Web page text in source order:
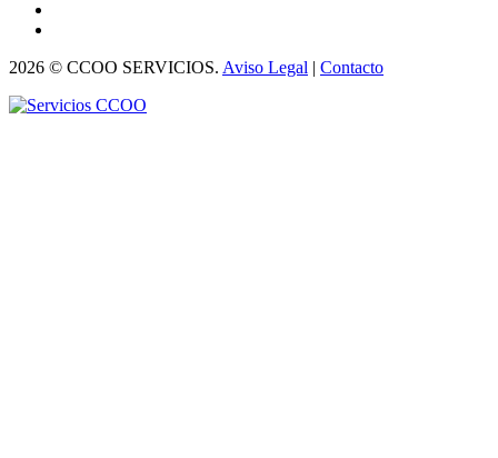
2026 © CCOO SERVICIOS. Aviso Legal | Contacto